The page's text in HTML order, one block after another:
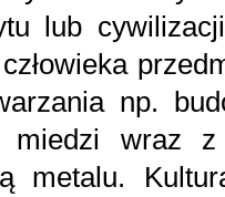
lub
np.
miedzi wraz z
metalu.